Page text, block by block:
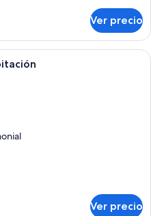
Ver precio
Una habitación de hotel moderna
Ver precio